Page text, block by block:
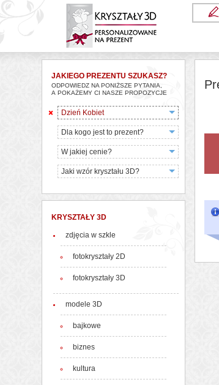
JAKIEGO PREZENTU SZUKASZ?
ODPOWIEDZ NA PONIŻSZE PYTANIA,
A POKAŻEMY CI NASZE PROPOZYCJE
Dzień Kobiet
Dla kogo jest to prezent?
W jakiej cenie?
Jaki wzór kryształu 3D?
KRYSZTAŁY 3D
zdjęcia w szkle
fotokryształy 2D
fotokryształy 3D
modele 3D
bajkowe
biznes
kultura